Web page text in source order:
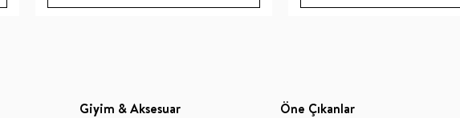
Giyim & Aksesuar Öne Çıkanlar